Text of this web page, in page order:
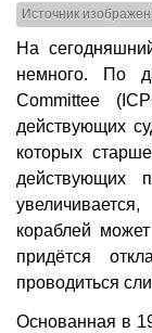
Источник
На
немного. По
Committee
действующих
которых
действующих
кораблей
придётся
проводиться
Основанная в